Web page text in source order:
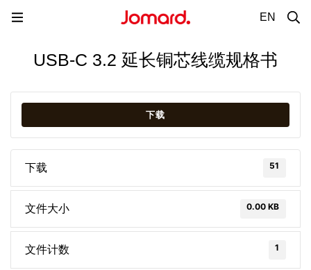
EN
USB-C 3.2 延长铜芯线缆规格书
下载
下载 51
文件大小 0.00 KB
文件计数 1